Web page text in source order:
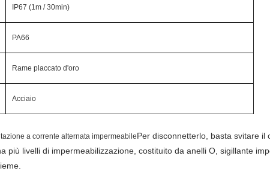
IP67 (1m / 30min)
PA66
Rame placcato d'oro
Acciaio
a corrente alternata impermeabilePer disconnetterlo, basta svitare
più livelli di impermeabilizzazione, costituito da anelli O, sigillante